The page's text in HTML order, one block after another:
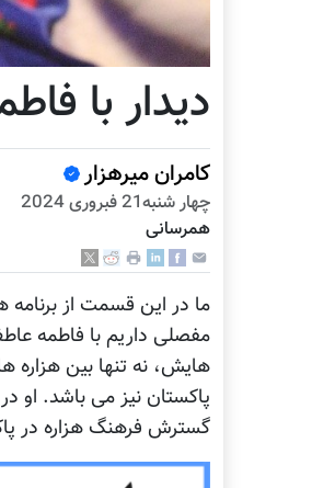
دیدار با
کامران میرهزار
چهار شنبه21 فبروری 2024
همرسانی
ما در این قسمت از
مفصلی داریم با فاطمه
هایش، نه تنها بین
پاکستان نیز می باشد. او
گسترش فرهنگ هزاره در